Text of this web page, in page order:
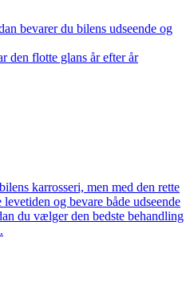
bevarer du bilens udseende og
den flotte glans år efter år
karrosseri, men med den rette
og bevare både udseende
du vælger den bedste behandling